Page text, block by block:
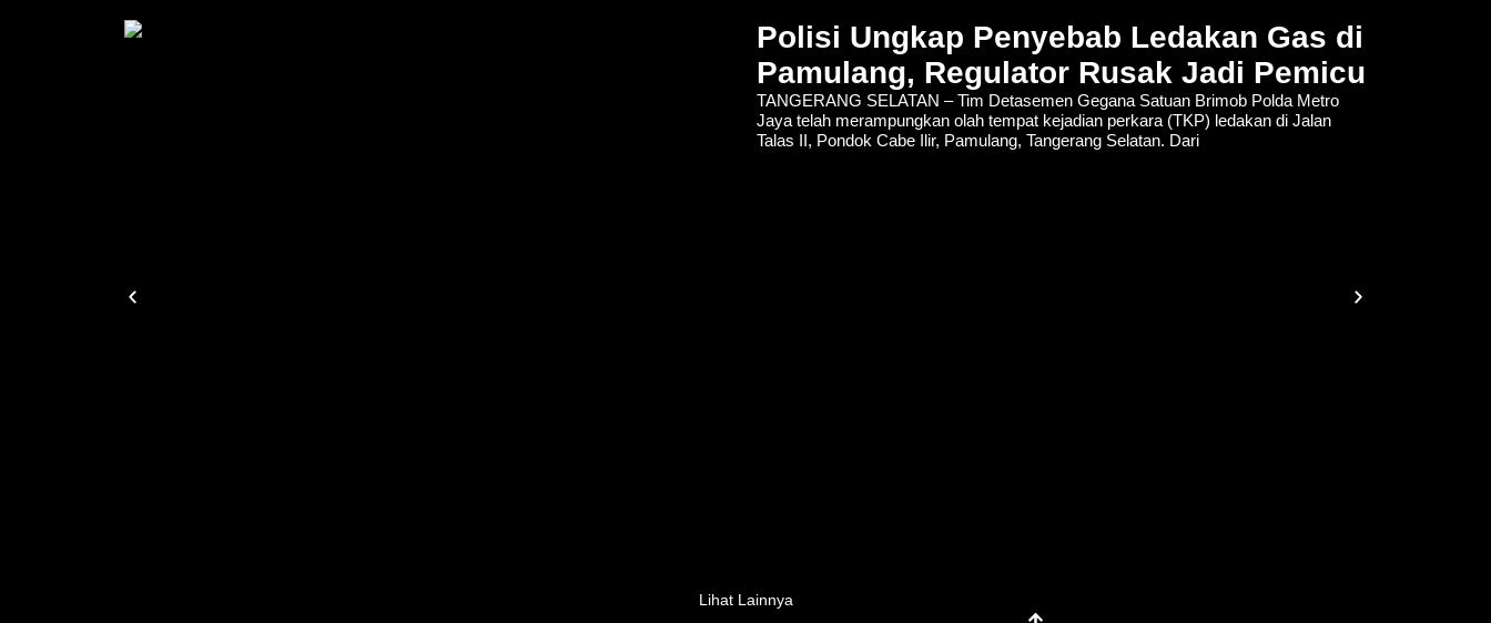
Polisi Ungkap Penyebab Ledakan Gas di
Pamulang, Regulator Rusak Jadi Pemicu
TANGERANG SELATAN – Tim Detasemen Gegana Satuan Brimob Polda Metro
Jaya telah merampungkan olah tempat kejadian perkara (TKP) ledakan di Jalan
Talas II, Pondok Cabe Ilir, Pamulang, Tangerang Selatan. Dari
Lihat Lainnya